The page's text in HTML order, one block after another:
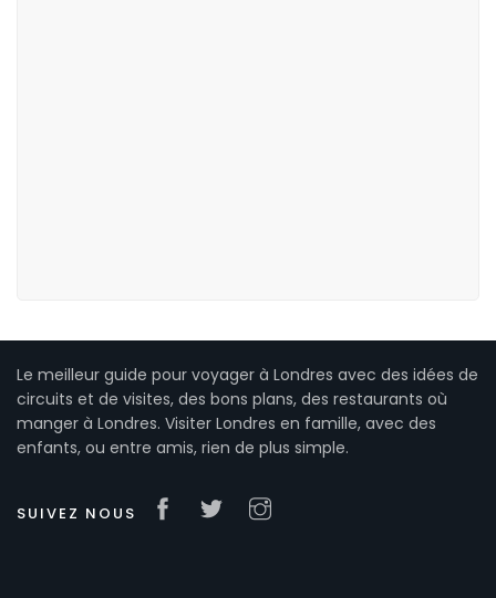
Le meilleur guide pour voyager à Londres avec des idées de
circuits et de visites, des bons plans, des restaurants où
manger à Londres. Visiter Londres en famille, avec des
enfants, ou entre amis, rien de plus simple.
SUIVEZ NOUS